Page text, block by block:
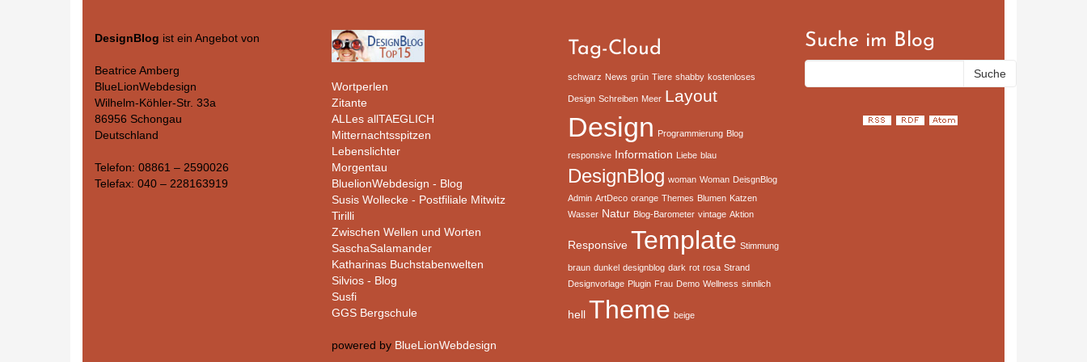
DesignBlog ist ein Angebot von
Beatrice Amberg
BlueLionWebdesign
Wilhelm-Köhler-Str. 33a
86956 Schongau
Deutschland
Telefon: 08861 – 2590026
Telefax: 040 – 228163919
Wortperlen
Zitante
ALLes allTAEGLICH
Mitternachtsspitzen
Lebenslichter
Morgentau
BluelionWebdesign - Blog
Susis Wollecke - Postfiliale Mitwitz
Tirilli
Zwischen Wellen und Worten
SaschaSalamander
Katharinas Buchstabenwelten
Silvios - Blog
Susfi
GGS Bergschule
powered by BlueLionWebdesign
Tag-Cloud
schwarz News grün Tiere shabby kostenloses
Design Schreiben Meer Layout
Design Programmierung Blog
responsive Information Liebe blau
DesignBlog woman Woman DeisgnBlog
Admin ArtDeco orange Themes Blumen Katzen
Wasser Natur Blog-Barometer vintage Aktion
Responsive Template Stimmung
braun dunkel designblog dark rot rosa Strand
Designvorlage Plugin Frau Demo Wellness sinnlich
hell Theme beige
Suche im Blog